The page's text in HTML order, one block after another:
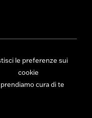
le preferenze sui
cookie
cura di te